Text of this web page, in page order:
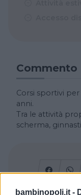
bambinopoli.it -
Commento
Corsi sportivi
anni.
Tra le attività
scherma,